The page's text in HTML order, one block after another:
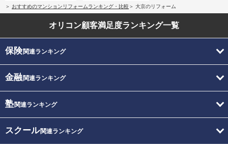
おすすめのマンションリフォームランキング・比較
大京のリフォーム
オリコン顧客満足度ランキング一覧
保険関連ランキング
金融関連ランキング
塾関連ランキング
スクール関連ランキング